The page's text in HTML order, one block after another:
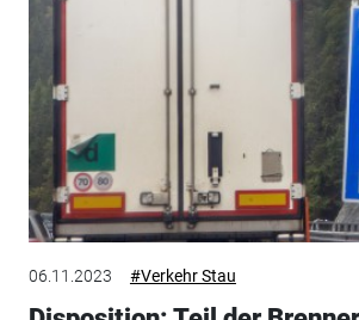
06.11.2023 #Verkehr Stau